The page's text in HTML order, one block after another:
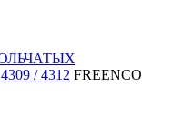
/ 4312 FREENCO